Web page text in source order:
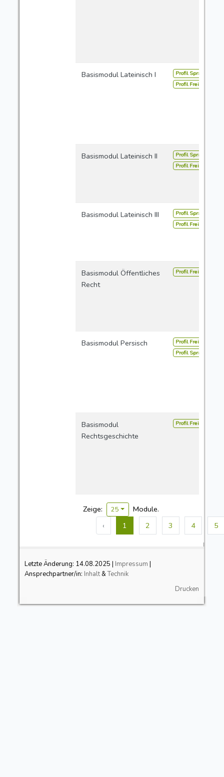
Basismodul Lateinisch I
Profil Sprachen
Profil Freie Studien
Basismodul Lateinisch II
Profil Sprachen
Profil Freie Studien
Basismodul Lateinisch III
Profil Sprachen
Profil Freie Studien
Basismodul Öffentliches
Recht
Profil Freie Studien
Basismodul Persisch
Profil Freie Studien
Profil Sprachen
Basismodul
Rechtsgeschichte
Profil Freie Studien
Zeige: 25
Module.
‹
1 2 3 4 5
Letzte Änderung: 14.08.2025 | Impressum |
Ansprechpartner/in: Inhalt&Technik
Drucken